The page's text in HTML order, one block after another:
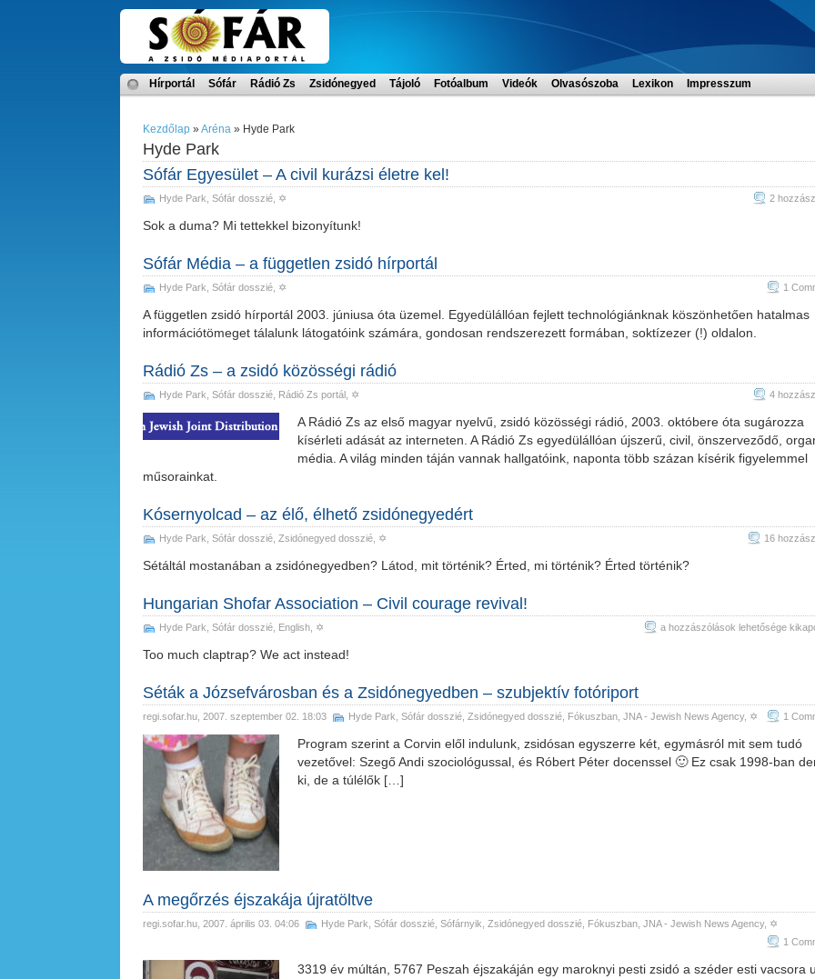
Hírportál Sófár Rádió Zs Zsidónegyed Tájoló Fotóalbum Videók Olvasószoba Lexikon Impresszum
Kezdőlap »Aréna » Hyde Park
Hyde Park
Sófár Egyesület – A civil kurázsi életre kel!
Hyde Park Sófár dosszié , ✡ 2
Sok a duma? Mi tettekkel bizonyítunk!
Sófár Média – a független zsidó hírportál
Hyde Park Sófár dosszié , ✡ 1
A független zsidó hírportál 2003. júniusa óta üzemel. Egyedülállóan fejlett technológiánknak köszönhetően hatalmas
információtömeget tálalunk látogatóink számára, gondosan rendszerezett formában, soktízezer (!) oldalon.
Rádió Zs – a zsidó közösségi rádió
Hyde Park Sófár dosszié Rádió Zs portál , ✡ 4
A Rádió Zs az első magyar nyelvű, zsidó közösségi rádió, 2003. októbere óta sugározza
kísérleti adását az interneten. A Rádió Zs egyedülállóan újszerű, civil, önszerveződő,
média. A világ minden táján vannak hallgatóink, naponta több százan kísérik figyelemmel
műsorainkat.
Kósernyolcad – az élő, élhető zsidónegyedért
Hyde Park Sófár dosszié Zsidónegyed dosszié , ✡ 16
Sétáltál mostanában a zsidónegyedben? Látod, mit történik? Érted, mi történik? Érted történik?
Hungarian Shofar Association – Civil courage revival!
Hyde Park Sófár dosszié English , ✡
Hungarian
courage
bejegyzéshez
a hozzászólások lehetősége
Too much claptrap? We act instead!
Séták a Józsefvárosban és a Zsidónegyedben – szubjektív fotóriport
regi.sofar.hu , 2007. szeptember 02. 18:03 Hyde Park Sófár dosszié Zsidónegyed dosszié Fókuszban JNA - Jewish News Agency, ✡ 1
Program szerint a Corvin elől indulunk, zsidósan egyszerre két, egymásról mit sem tudó
vezetővel: Szegő Andi szociológussal, és Róbert Péter docenssel 🙂 Ez csak 1998-ban
ki, de a túlélők […]
A megőrzés éjszakája újratöltve
regi.sofar.hu , 2007. április 03. 04:06 Hyde Park Sófár dosszié Sófárnyik Zsidónegyed dosszié Fókuszban JNA - Jewish News Agency, ✡
1
3319 év múltán, 5767 Peszah éjszakáján egy maroknyi pesti zsidó a széder esti vacsora